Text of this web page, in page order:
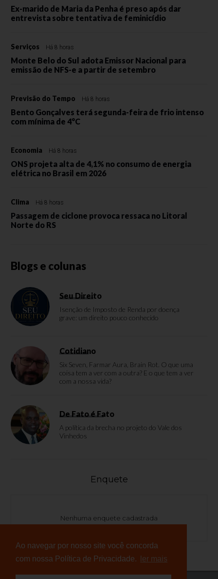
Ao navegar por nosso site você concorda
com nossa Política de Privacidade.
ler mais
Ex-marido de Maria da Penha é preso após dar
entrevista sobre tentativa de feminicídio
Serviços Há 8 horas
Monte Belo do Sul adota Emissor Nacional para
emissão de NFS-e a partir de setembro
Previsão do Tempo Há 8 horas
Bento Gonçalves terá segunda-feira de frio intenso
com mínima de 4°C
Economia Há 8 horas
ONS projeta alta de 4,1% no consumo de energia
elétrica no Brasil em 2026
Clima Há 8 horas
Passagem de ciclone provoca ressaca no Litoral
Norte do RS
Blogs e colunas
Seu Direito
Isenção de Imposto de Renda por doença
grave: um direito pouco conhecido
Cotidiano
Six Seven, Farmar Aura, Brain Rot. O que uma
coisa tem a ver com a outra? E o que tem a ver
com a nossa vida?
De Fato é Fato
A política da brecha no projeto do Vale dos
Vinhedos
Enquete
Nenhuma enquete cadastrada